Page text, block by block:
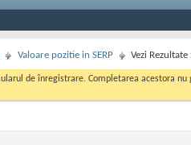
Valoare pozitie in SERP Vezi Rezultate
de înregistrare. Completarea acestora